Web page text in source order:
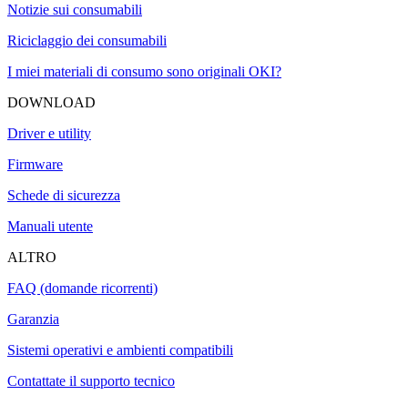
Notizie sui consumabili
Riciclaggio dei consumabili
I miei materiali di consumo sono originali OKI?
DOWNLOAD
Driver e utility
Firmware
Schede di sicurezza
Manuali utente
ALTRO
FAQ (domande ricorrenti)
Garanzia
Sistemi operativi e ambienti compatibili
Contattate il supporto tecnico